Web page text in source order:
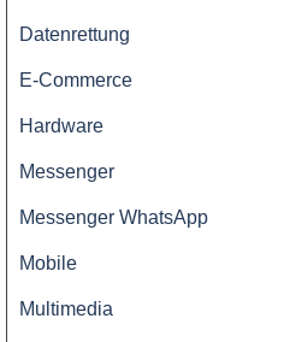
Datenrettung
E-Commerce
Hardware
Messenger
Messenger WhatsApp
Mobile
Multimedia